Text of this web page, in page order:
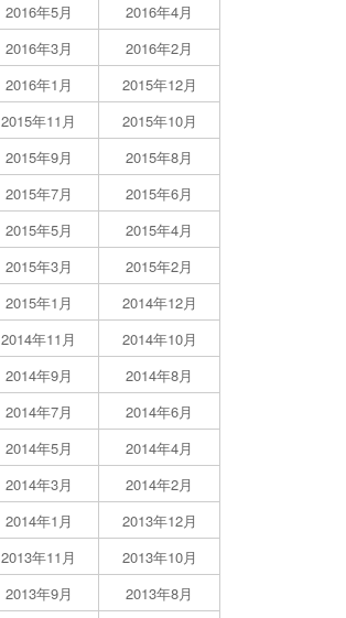
2016年5月
2016年4月
2016年3月
2016年2月
2016年1月
2015年12月
2015年11月
2015年10月
2015年9月
2015年8月
2015年7月
2015年6月
2015年5月
2015年4月
2015年3月
2015年2月
2015年1月
2014年12月
2014年11月
2014年10月
2014年9月
2014年8月
2014年7月
2014年6月
2014年5月
2014年4月
2014年3月
2014年2月
2014年1月
2013年12月
2013年11月
2013年10月
2013年9月
2013年8月